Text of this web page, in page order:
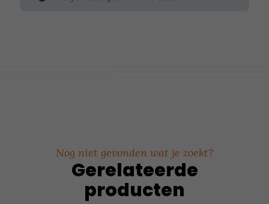
Nog niet gevonden wat je zoekt?
Gerelateerde
producten